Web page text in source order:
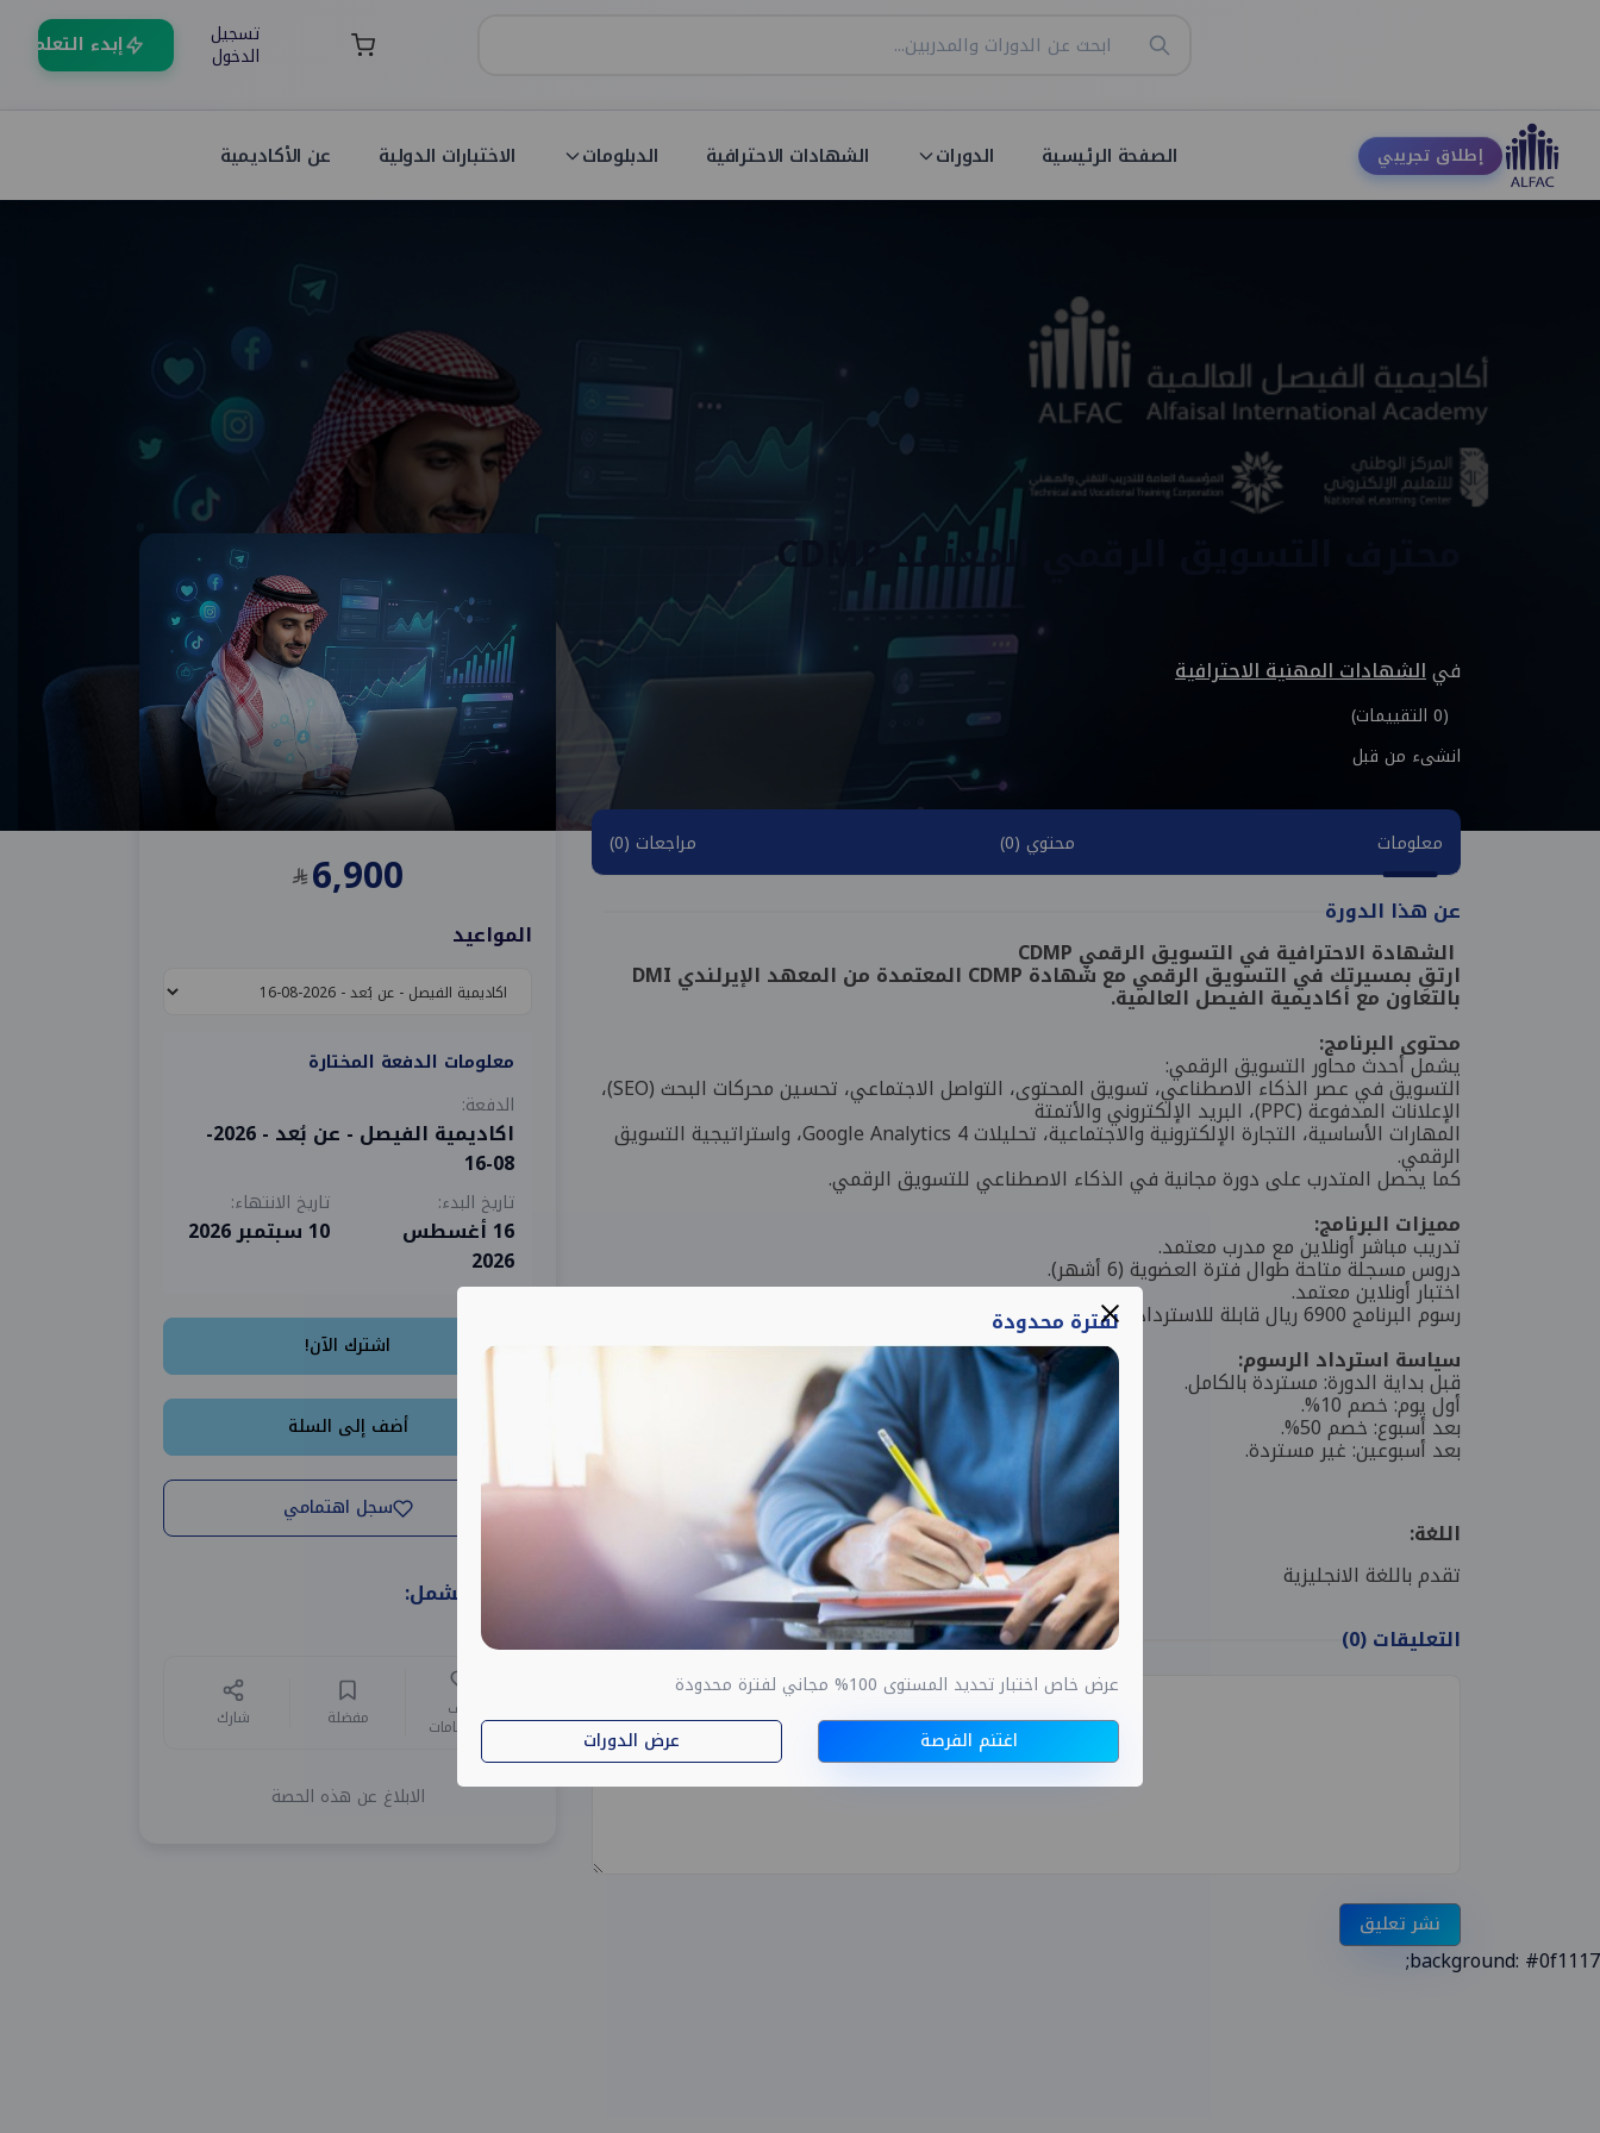
تسجيل
الدخول إبدء التعلم
إطلاق تجريبي الصفحة الرئيسية الدورات الشهادات الاحترافية الدبلومات الاختبارات الدولية عن الأكاديمية
محترف التسويق الرقمي المعتمد CDMP
فيالشهادات المهنية الاحترافية
(0 التقييمات)
انشىء من قبل
معلومات محتوي (0) مراجعات (0)
عن هذا الدورة
الشهادة الاحترافية في التسويق الرقمي CDMP
ارتقِ بمسيرتك في التسويق الرقمي مع شهادة CDMP المعتمدة من المعهد الإيرلندي DMI
بالتعاون مع أكاديمية الفيصل العالمية.
محتوى البرنامج:
يشمل أحدث محاور التسويق الرقمي:
التسويق في عصر الذكاء الاصطناعي، تسويق المحتوى، التواصل الاجتماعي، تحسين محركات البحث (SEO)،
الإعلانات المدفوعة (PPC)، البريد الإلكتروني والأتمتة
المهارات الأساسية، التجارة الإلكترونية والاجتماعية، تحليلات Google Analytics 4، واستراتيجية التسويق
الرقمي.
كما يحصل المتدرب على دورة مجانية في الذكاء الاصطناعي للتسويق الرقمي.
مميزات البرنامج:
تدريب مباشر أونلاين مع مدرب معتمد.
دروس مسجلة متاحة طوال فترة العضوية (6 أشهر).
اختبار أونلاين معتمد.
رسوم البرنامج 6900 ريال قابلة للاسترداد من هدف وفق الشروط.
سياسة استرداد الرسوم:
قبل بداية الدورة: مستردة بالكامل.
أول يوم: خصم 10%.
بعد أسبوع: خصم 50%.
بعد أسبوعين: غير مستردة.
اللغة:
تقدم باللغة الانجليزية
التعليقات(0)
نشر تعليق
6,900
المواعيد
معلومات الدفعة المختارة
الدفعة:
اكاديمية الفيصل - عن بُعد - 2026-
08-16
تاريخ البدء:
16 أغسطس
2026
تاريخ الانتهاء:
10 سبتمبر 2026
اشترك الآن!
أضف إلى السلة
سجل اهتمامي
الدورة تشمل:
أضف
للاهتمامات مفضلة شارك
الابلاغ عن هذه الحصة
background: #0f1117;
لفترة محدودة
عرض خاص اختبار تحديد المستوى 100% مجاني لفترة محدودة
اغتنم الفرصة
عرض الدورات